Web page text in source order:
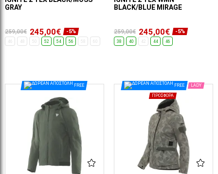
GRAY
259,00€ 245,00€ -5%
46 48 50 52 54 56 58 60
BLACK/BLUE MIRAGE
259,00€ 245,00€ -5%
38 40 42 44 46
FREE FREE LADY
ΠΡΟΣΦΟΡΆ